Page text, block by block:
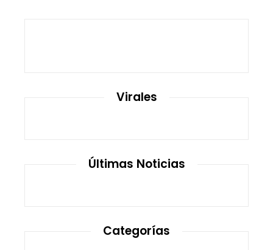
Virales
Últimas Noticias
Categorías